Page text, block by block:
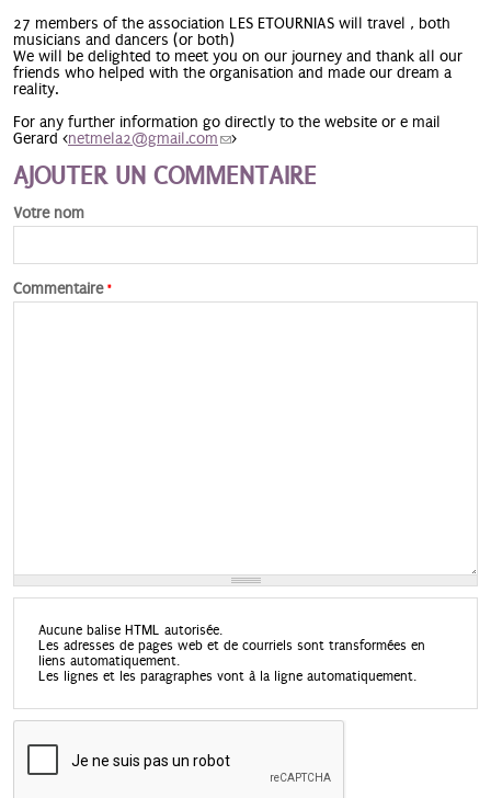
27 members of the association LES ETOURNIAS will travel , both
musicians and dancers (or both)
We will be delighted to meet you on our journey and thank all our
friends who helped with the organisation and made our dream a
reality.
For any further information go directly to the website or e mail
Gerard <netmela2@gmail.com (link sends e-mail)
>
AJOUTER UN COMMENTAIRE
Votre nom
Commentaire *
Aucune balise HTML autorisée.
Les adresses de pages web et de courriels sont transformées en
liens automatiquement.
Les lignes et les paragraphes vont à la ligne automatiquement.